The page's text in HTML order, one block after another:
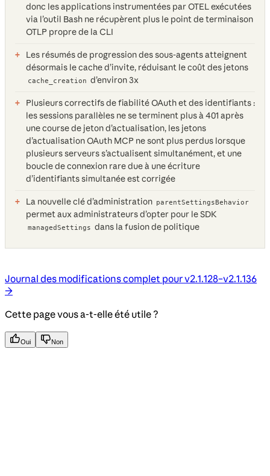
donc les applications instrumentées par OTEL exécutées
via l’outil Bash ne récupèrent plus le point de terminaison
OTLP propre de la CLI
Les résumés de progression des sous-agents atteignent
désormais le cache d’invite, réduisant le coût des jetons
cache_creation d’environ 3x
Plusieurs correctifs de fiabilité OAuth et des identifiants :
les sessions parallèles ne se terminent plus à 401 après
une course de jeton d’actualisation, les jetons
d’actualisation OAuth MCP ne sont plus perdus lorsque
plusieurs serveurs s’actualisent simultanément, et une
boucle de connexion rare due à une écriture
d’identifiants simultanée est corrigée
La nouvelle clé d’administration parentSettingsBehavior
permet aux administrateurs d’opter pour le SDK
managedSettings dans la fusion de politique
Journal des modifications complet pour v2.1.128–v2.1.136
→
Cette page vous a-t-elle été utile ?
Oui Non